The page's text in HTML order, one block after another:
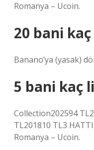
Romanya – Ucoin.
20 bani kaç
Banano’ya (yasak)
5 bani kaç
Collection202594
TL201810 TL3
Romanya – Ucoin.